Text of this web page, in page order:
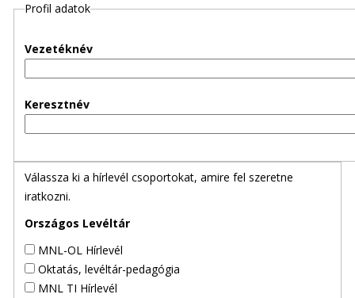
eProfil adatok
Vezetéknév
Keresztnév
Válassza ki a hírlevél csoportokat, amire fel szeretne
iratkozni.
Országos Levéltár
MNL-OL Hírlevél
Oktatás, levéltár-pedagógia
MNL TI Hírlevél